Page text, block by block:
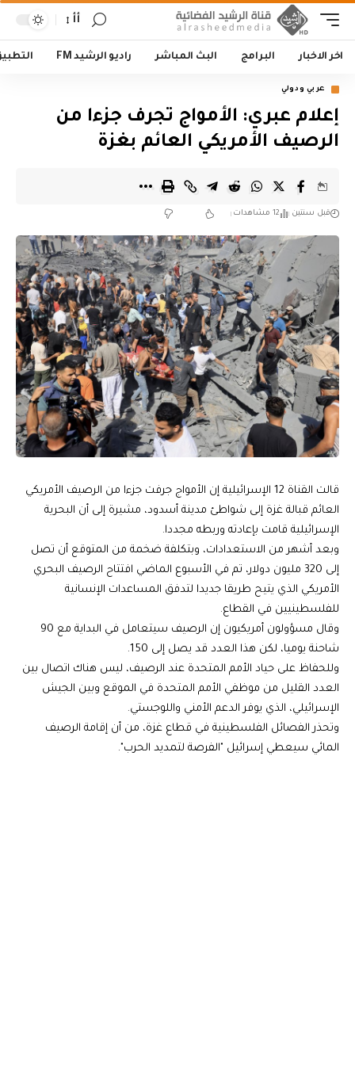
أأ
اخر الاخبار البرامج البث المباشر راديو الرشيد FM
عربي ودولي
إعلام عبري: الأمواج تجرف جزءا من
الرصيف الأمريكي العائم بغزة
قبل سنتين 12 مشاهدات
قالت القناة 12 الإسرائيلية إن الأمواج جرفت جزءا من الرصيف الأمريكي
العائم قبالة غزة إلى شواطئ مدينة أسدود، مشيرة إلى أن البحرية
الإسرائيلية قامت بإعادته وربطه مجددا.
وبعد أشهر من الاستعدادات، وبتكلفة ضخمة من المتوقع أن تصل
إلى 320 مليون دولار، تم في الأسبوع الماضي افتتاح الرصيف البحري
الأمريكي الذي يتيح طريقا جديدا لتدفق المساعدات الإنسانية
للفلسطينيين في القطاع.
وقال مسؤولون أمريكيون إن الرصيف سيتعامل في البداية مع 90
شاحنة يوميا، لكن هذا العدد قد يصل إلى 150.
وللحفاظ على حياد الأمم المتحدة عند الرصيف، ليس هناك اتصال بين
العدد القليل من موظفي الأمم المتحدة في الموقع وبين الجيش
الإسرائيلي، الذي يوفر الدعم الأمني واللوجستي.
وتحذر الفصائل الفلسطينية في قطاع غزة، من أن إقامة الرصيف
المائي سيعطي إسرائيل "الفرصة لتمديد الحرب".